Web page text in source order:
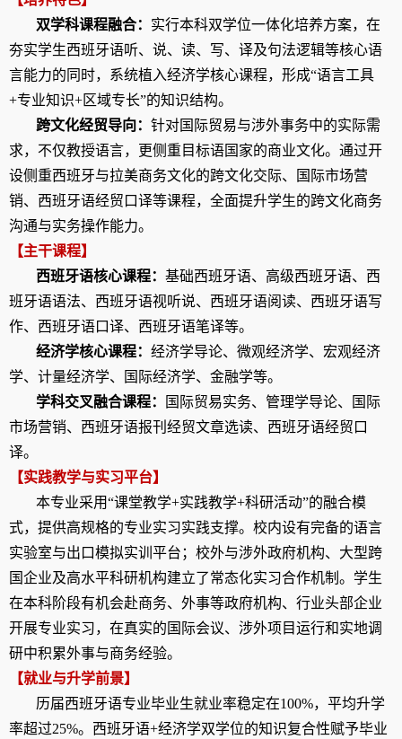
双学科课程融合： 实行本科双学位一体化培养方案，在
夯实学生西班牙语听、说、读、写、译及句法逻辑等核心语
言能力的同时，系统植入经济学核心课程，形成“语言工具
+专业知识+区域专长”的知识结构。
跨文化经贸导向： 针对国际贸易与涉外事务中的实际需
求，不仅教授语言，更侧重目标语国家的商业文化。通过开
设侧重西班牙与拉美商务文化的跨文化交际、国际市场营
销、西班牙语经贸口译等课程，全面提升学生的跨文化商务
沟通与实务操作能力。
【主干课程】
西班牙语核心课程： 基础西班牙语、高级西班牙语、西
班牙语语法、西班牙语视听说、西班牙语阅读、西班牙语写
作、西班牙语口译、西班牙语笔译等。
经济学核心课程： 经济学导论、微观经济学、宏观经济
学、计量经济学、国际经济学、金融学等。
学科交叉融合课程：
国际贸易实务、管理学导论、国际
市场营销、西班牙语报刊经贸文章选读、西班牙语经贸口
译。
【实践教学与实习平台】
本专业采用“课堂教学+实践教学+科研活动”的融合模
式，提供高规格的专业实习实践支撑。校内设有完备的语言
实验室与出口模拟实训平台；校外与涉外政府机构、大型跨
国企业及高水平科研机构建立了常态化实习合作机制。学生
在本科阶段有机会赴商务、外事等政府机构、行业头部企业
开展专业实习，在真实的国际会议、涉外项目运行和实地调
研中积累外事与商务经验。
【就业与升学前景】
历届西班牙语专业毕业生就业率稳定在100%，平均升学
率超过25%。西班牙语+经济学双学位的知识复合性赋予毕业